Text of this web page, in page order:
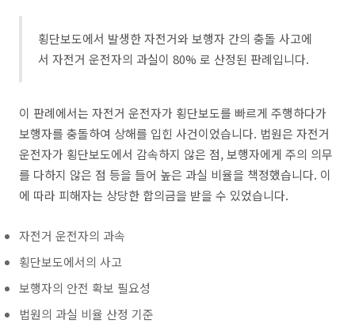
횡단보도에서 발생한 자전거와 보행자 간의 충돌 사고에
서 자전거 운전자의 과실이 80% 로 산정된 판례입니다.
이 판례에서는 자전거 운전자가 횡단보도를 빠르게 주행하다가
보행자를 충돌하여 상해를 입힌 사건이었습니다. 법원은 자전거
운전자가 횡단보도에서 감속하지 않은 점, 보행자에게 주의 의무
를 다하지 않은 점 등을 들어 높은 과실 비율을 책정했습니다. 이
에 따라 피해자는 상당한 합의금을 받을 수 있었습니다.
자전거 운전자의 과속
횡단보도에서의 사고
보행자의 안전 확보 필요성
법원의 과실 비율 산정 기준